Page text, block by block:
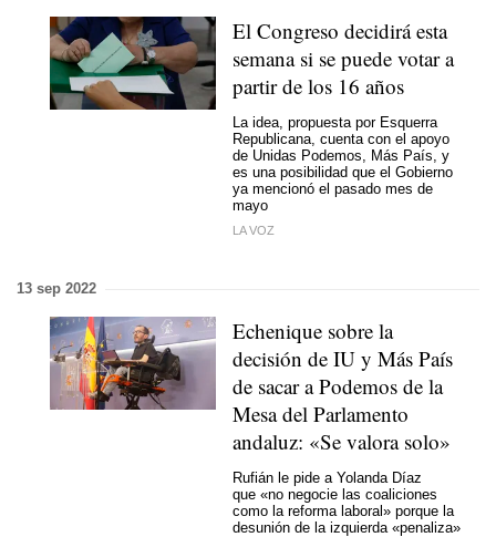
El Congreso decidirá esta
semana si se puede votar a
partir de los 16 años
La idea, propuesta por Esquerra
Republicana, cuenta con el apoyo
de Unidas Podemos, Más País, y
es una posibilidad que el Gobierno
ya mencionó el pasado mes de
mayo
LA VOZ
13 sep 2022
Echenique sobre la
decisión de IU y Más País
de sacar a Podemos de la
Mesa del Parlamento
andaluz: «Se valora solo»
Rufián le pide a Yolanda Díaz
que «no negocie las coaliciones
como la reforma laboral» porque la
desunión de la izquierda «penaliza»